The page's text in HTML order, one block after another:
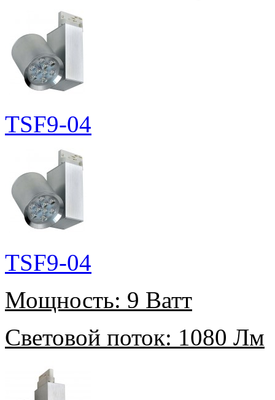
TSF9-04
TSF9-04
Мощность: 9 Ватт
Световой поток: 1080 Лм